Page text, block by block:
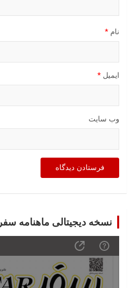
نام *
ایمیل *
وب‌ سایت
نسخه دیجیتالی ماهنامه سفر